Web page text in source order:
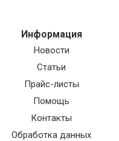
Информация
Новости
Статьи
Прайс-листы
Помощь
Контакты
Обработка данных